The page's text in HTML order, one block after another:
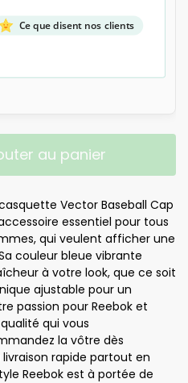
Ce que disent nos clients
au panier
Vector Baseball Cap
essentiel pour tous
qui veulent afficher une
couleur bleue vibrante
à votre look, que ce soit
ajustable pour un
passion pour Reebok et
qui vous
la vôtre dès
rapide partout en
Reebok est à portée de